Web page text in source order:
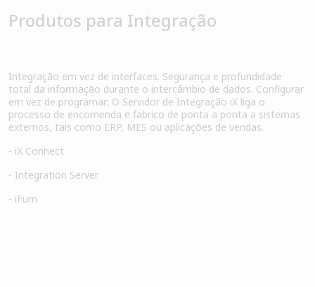
Produtos para Integração
Integração em vez de interfaces. Segurança e profundidade
total da informação durante o intercâmbio de dados. Configurar
em vez de programar: O Servidor de Integração iX liga o
processo de encomenda e fabrico de ponta a ponta a sistemas
externos, tais como ERP, MES ou aplicações de vendas.
- iX Connect
- Integration Server
- iFurn